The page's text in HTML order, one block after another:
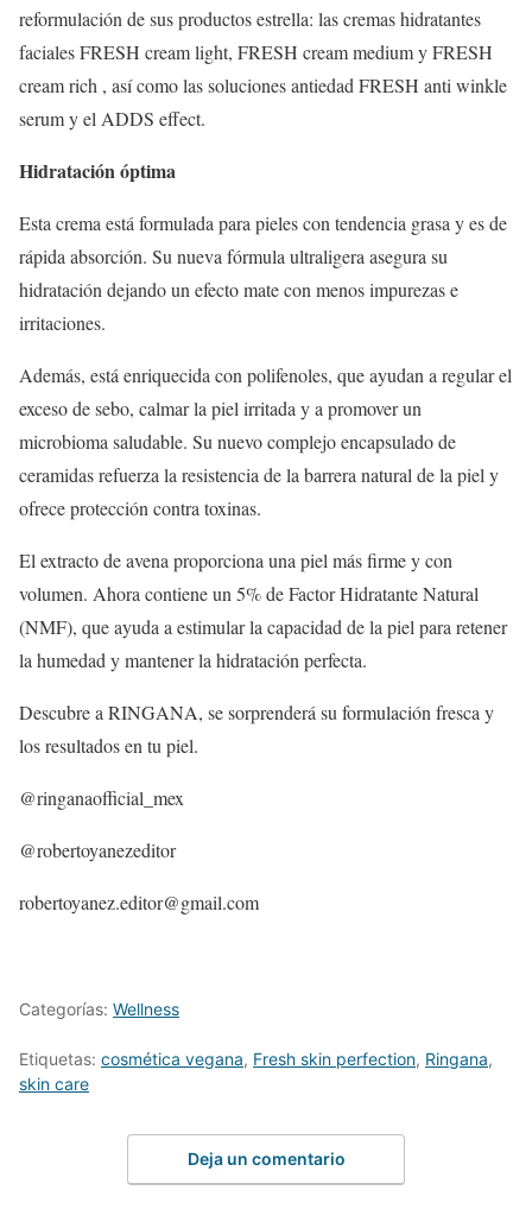
reformulación de sus productos estrella: las cremas hidratantes
faciales FRESH cream light, FRESH cream medium y FRESH
cream rich , así como las soluciones antiedad FRESH anti winkle
serum y el ADDS effect.
Hidratación óptima
Esta crema está formulada para pieles con tendencia grasa y es de
rápida absorción. Su nueva fórmula ultraligera asegura su
hidratación dejando un efecto mate con menos impurezas e
irritaciones.
Además, está enriquecida con polifenoles, que ayudan a regular el
exceso de sebo, calmar la piel irritada y a promover un
microbioma saludable. Su nuevo complejo encapsulado de
ceramidas refuerza la resistencia de la barrera natural de la piel y
ofrece protección contra toxinas.
El extracto de avena proporciona una piel más firme y con
volumen. Ahora contiene un 5% de Factor Hidratante Natural
(NMF), que ayuda a estimular la capacidad de la piel para retener
la humedad y mantener la hidratación perfecta.
Descubre a RINGANA, se sorprenderá su formulación fresca y
los resultados en tu piel.
@ringanaofficial_mex
@robertoyanezeditor
robertoyanez.editor@gmail.com
Categorías: Wellness
Etiquetas: cosmética vegana, Fresh skin perfection, Ringana,
skin care
Deja un comentario